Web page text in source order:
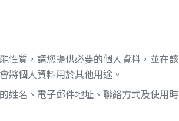
性質，請您提供必要的個人資料，並在該
將個人資料用於其他用途。
姓名、電子郵件地址、聯絡方式及使用時